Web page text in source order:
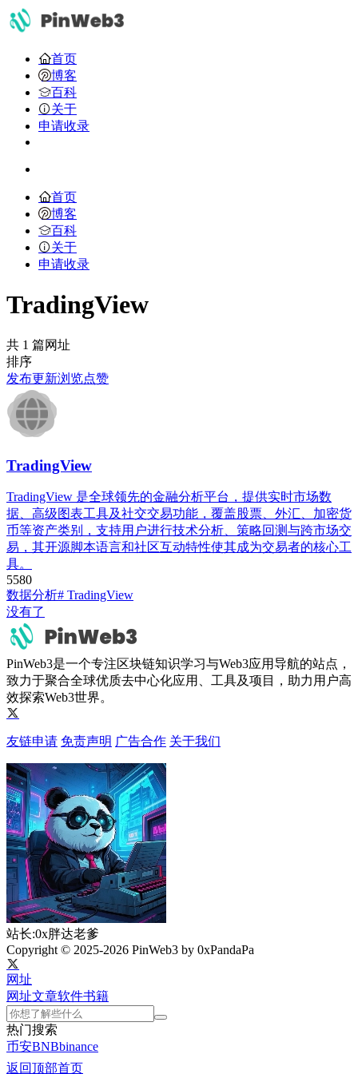
首页
博客
百科
关于
申请收录
首页
博客
百科
关于
申请收录
TradingView
共 1 篇网址
排序
发布更新浏览点赞
TradingView
TradingView 是全球领先的金融分析平台，提供实时市场数
据、高级图表工具及社交交易功能，覆盖股票、外汇、加密货
币等资产类别，支持用户进行技术分析、策略回测与跨市场交
易，其开源脚本语言和社区互动特性使其成为交易者的核心工
具。
5580
数据分析# TradingView
没有了
PinWeb3是一个专注区块链知识学习与Web3应用导航的站点，
致力于聚合全球优质去中心化应用、工具及项目，助力用户高
效探索Web3世界。
友链申请 免责声明 广告合作 关于我们
站长:0x胖达老爹
Copyright © 2025-2026 PinWeb3 by 0xPandaPa
网址
网址文章软件书籍
热门搜索
币安BNBbinance
返回顶部首页